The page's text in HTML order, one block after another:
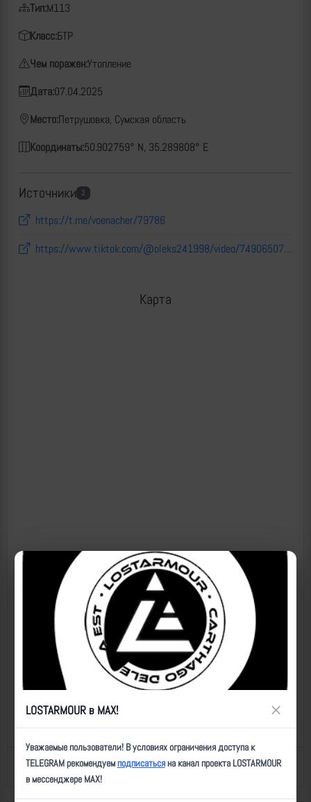
Тип:M113
Класс:БТР
Чем поражен:Утопление
Дата:07.04.2025
Место:Петрушовка, Сумская область
Координаты:50.902759° N, 35.289808° E
Источники 2
https://t.me/voenacher/79786
https://www.tiktok.com/@oleks241998/video/7490650785727008006
Карта
Назад к списку Последнее обновление: 07.05.2025 19:25
LOSTARMOUR в MAX! ×
Уважаемые пользователи! В условиях ограничения доступа к
TELEGRAM рекомендуемподписатьсяна канал проекта LOSTARMOUR
в мессенджере MAX!